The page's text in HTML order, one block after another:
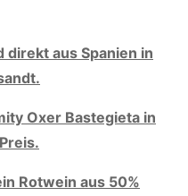
direkt aus Spanien in
Oxer Bastegieta in
Rotwein aus 50%